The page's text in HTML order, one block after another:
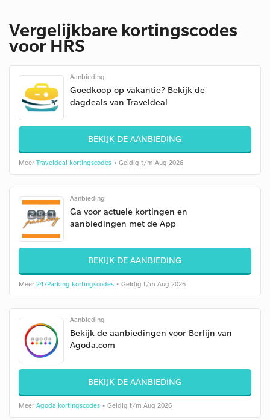
Vergelijkbare kortingscodes
voor HRS
Aanbieding
Goedkoop op vakantie? Bekijk de
dagdeals van Traveldeal
BEKIJK DE AANBIEDING
Meer Traveldeal kortingscodes • Geldig t/m Aug 2026
Aanbieding
Ga voor actuele kortingen en
aanbiedingen met de App
BEKIJK DE AANBIEDING
Meer 247Parking kortingscodes • Geldig t/m Aug 2026
Aanbieding
Bekijk de aanbiedingen voor Berlijn van
Agoda.com
BEKIJK DE AANBIEDING
Meer Agoda kortingscodes • Geldig t/m Aug 2026